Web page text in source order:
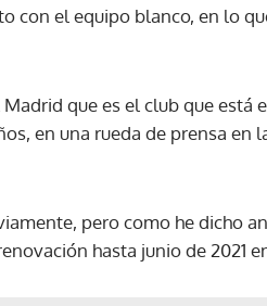
con el equipo blanco, en lo
que es el club que está
en una rueda de prensa en
pero como he dicho
hasta junio de 2021